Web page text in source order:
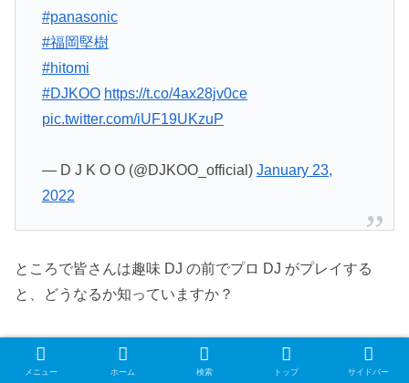
#panasonic
#福岡堅樹
#hitomi
#DJKOO https://t.co/4ax28jv0ce
pic.twitter.com/iUF19UKzuP
— D J K O O (@DJKOO_official) January 23,
2022
ところで皆さんは趣味 DJ の前でプロ DJ がプレイする
と、どうなるか知っていますか？
答えは 勝手に自分と比べてしまい、
勝手にダメージを受
けるです。
メニュー ホーム 検索 トップ サイドバー